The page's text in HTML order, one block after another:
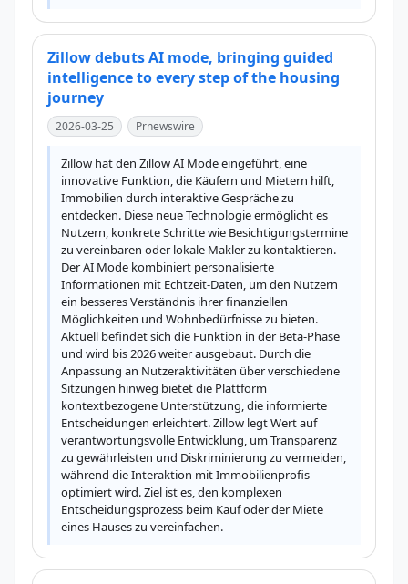
Zillow debuts AI mode, bringing guided
intelligence to every step of the housing
journey
2026-03-25 Prnewswire
Zillow hat den Zillow AI Mode eingeführt, eine
innovative Funktion, die Käufern und Mietern hilft,
Immobilien durch interaktive Gespräche zu
entdecken. Diese neue Technologie ermöglicht es
Nutzern, konkrete Schritte wie Besichtigungstermine
zu vereinbaren oder lokale Makler zu kontaktieren.
Der AI Mode kombiniert personalisierte
Informationen mit Echtzeit-Daten, um den Nutzern
ein besseres Verständnis ihrer finanziellen
Möglichkeiten und Wohnbedürfnisse zu bieten.
Aktuell befindet sich die Funktion in der Beta-Phase
und wird bis 2026 weiter ausgebaut. Durch die
Anpassung an Nutzeraktivitäten über verschiedene
Sitzungen hinweg bietet die Plattform
kontextbezogene Unterstützung, die informierte
Entscheidungen erleichtert. Zillow legt Wert auf
verantwortungsvolle Entwicklung, um Transparenz
zu gewährleisten und Diskriminierung zu vermeiden,
während die Interaktion mit Immobilienprofis
optimiert wird. Ziel ist es, den komplexen
Entscheidungsprozess beim Kauf oder der Miete
eines Hauses zu vereinfachen.